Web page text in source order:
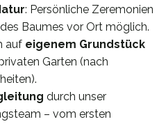
: Persönliche Zeremonien
Baumes vor Ort möglich.
auf eigenem Grundstück
Garten (nach
durch unser
– vom ersten